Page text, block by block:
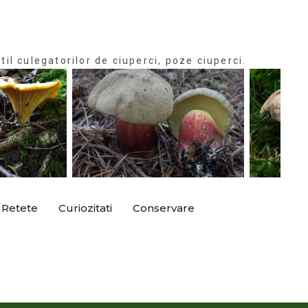
culegatorilor de ciuperci, poze ciuperci.
Retete Curiozitati Conservare